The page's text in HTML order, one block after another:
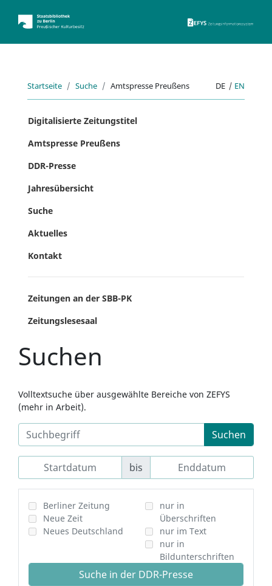
Startseite Suche Amtspresse Preußens DE | EN
Digitalisierte Zeitungstitel
Amtspresse Preußens
DDR-Presse
Jahresübersicht
Suche
Aktuelles
Kontakt
Zeitungen an der SBB-PK
Zeitungslesesaal
Suchen
Volltextsuche über ausgewählte Bereiche von ZEFYS
(mehr in Arbeit).
Suchen
bis
Berliner Zeitung
Neue Zeit
Neues Deutschland
nur in
Überschriften
nur im Text
nur in
Bildunterschriften
Suche in der DDR-Presse